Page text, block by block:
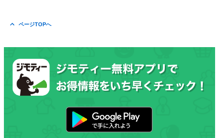
ページTOPへ